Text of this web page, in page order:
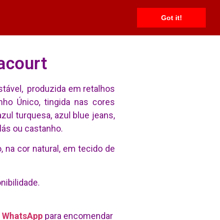
Got it!
Fale Conosco
produzida em retalhos
Único, tingida nas cores
turquesa, azul blue jeans,
ou castanho.
cor natural, em tecido de
WhatsApp para encomendar